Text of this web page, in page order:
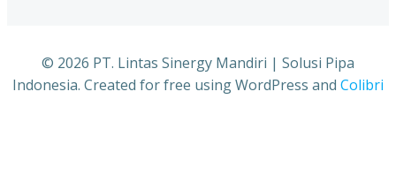
© 2026 PT. Lintas Sinergy Mandiri | Solusi Pipa
Indonesia. Created for free using WordPress and Colibri